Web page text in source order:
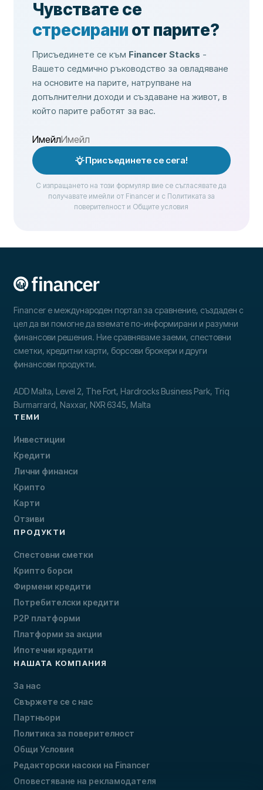
Чувствате се
стресирани от парите?
Присъединете се към Financer Stacks -
Вашето седмично ръководство за овладяване
на основите на парите, натрупване на
допълнителни доходи и създаване на живот, в
който парите работят за вас.
Имейл
Присъединете се сега!
С изпращането на този формуляр вие се съгласявате да
получавате имейли от Financer и с Политиката за
поверителност и Общите условия
Financer е международен портал за сравнение, създаден с
цел да ви помогне да вземате по-информирани и разумни
финансови решения. Ние сравняваме заеми, спестовни
сметки, кредитни карти, борсови брокери и други
финансови продукти.
ADD Malta, Level 2, The Fort, Hardrocks Business Park, Triq
Burmarrard, Naxxar, NXR 6345, Malta
ТЕМИ
Инвестиции
Кредити
Лични финанси
Крипто
Карти
Отзиви
ПРОДУКТИ
Спестовни сметки
Крипто борси
Фирмени кредити
Потребителски кредити
P2P платформи
Платформи за акции
Ипотечни кредити
НАШАТА КОМПАНИЯ
За нас
Свържете се с нас
Партньори
Политика за поверителност
Общи Условия
Редакторски насоки на Financer
Оповестяване на рекламодателя